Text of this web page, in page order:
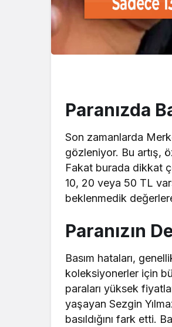
Paranızda
Son zamanlarda
gözleniyor. Bu artış,
Fakat burada dikkat
10, 20 veya 50 TL
beklenmedik
Paranızın
Basım hataları,
koleksiyonerler için
paraları yüksek
yaşayan Sezgin
basıldığını fark etti.